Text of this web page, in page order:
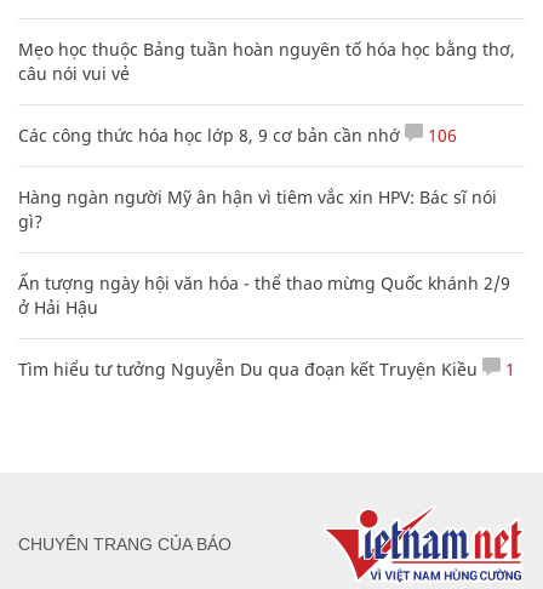
Mẹo học thuộc Bảng tuần hoàn nguyên tố hóa học bằng thơ,
câu nói vui vẻ
Các công thức hóa học lớp 8, 9 cơ bản cần nhớ 106
Hàng ngàn người Mỹ ân hận vì tiêm vắc xin HPV: Bác sĩ nói
gì?
Ấn tượng ngày hội văn hóa - thể thao mừng Quốc khánh 2/9
ở Hải Hậu
Tìm hiểu tư tưởng Nguyễn Du qua đoạn kết Truyện Kiều 1
CHUYÊN TRANG CỦA BÁO